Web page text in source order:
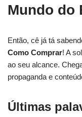
Mundo do
Então, cê já tá
Como Comprar! A
ao seu alcance.
propaganda e
Últimas